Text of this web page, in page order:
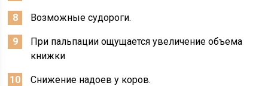
Возможные судороги.
При пальпации ощущается увеличение объема
книжки
Снижение надоев у коров.